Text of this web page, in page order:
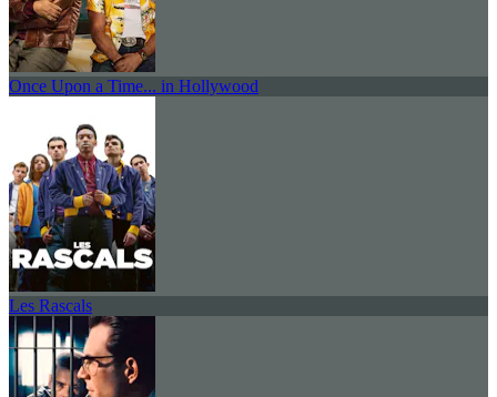
Once Upon a Time... in Hollywood
Les Rascals